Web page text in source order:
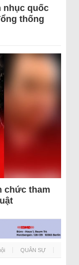
nhục quốc
thống
chức tham
QUÂN SỰ